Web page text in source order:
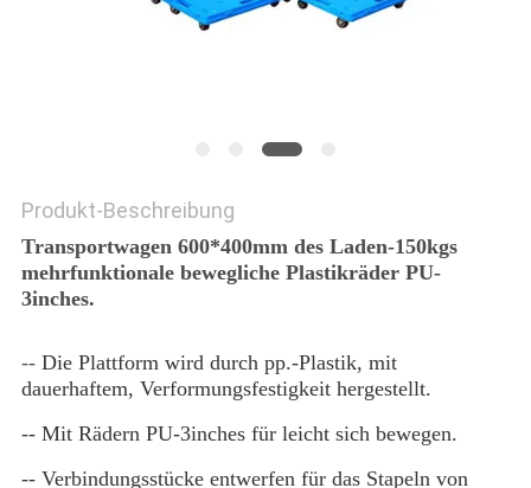
Produkt-Beschreibung
Transportwagen 600*400mm des Laden-150kgs
mehrfunktionale bewegliche Plastikräder PU-
3inches.
-- Die Plattform wird durch pp.-Plastik, mit
dauerhaftem, Verformungsfestigkeit hergestellt.
-- Mit Rädern PU-3inches für leicht sich bewegen.
-- Verbindungsstücke entwerfen für das Stapeln von